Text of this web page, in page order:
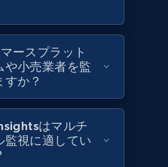
Images, Final price,
Initial price, and more.
ースプラット
や小売業者を監
すか？
はマルチ
監視に適してい